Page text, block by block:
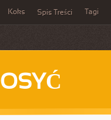
Koks Spis Treści Tagi